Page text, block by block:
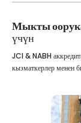
Мыкты
үчүн
JCI & NABH
кызматкерлер менен